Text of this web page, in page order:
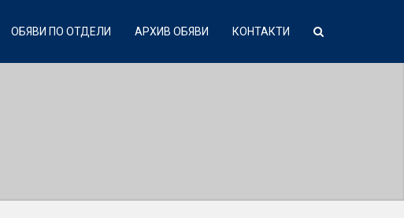
ОБЯВИ ПО ОТДЕЛИ АРХИВ ОБЯВИ КОНТАКТИ